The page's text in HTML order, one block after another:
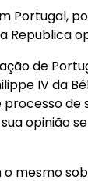
Portugal,
Republica
de
IV da
de
opinião
mesmo